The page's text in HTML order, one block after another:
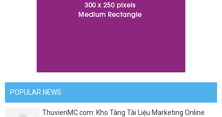
POPULAR NEWS
ThuvienMC.com: Kho Tàng Tài Liệu Marketing Online